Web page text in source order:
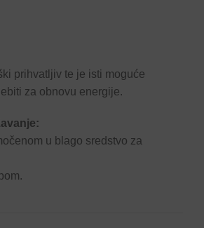
prihvatljiv te je isti moguće
za obnovu energije.
u blago sredstvo za